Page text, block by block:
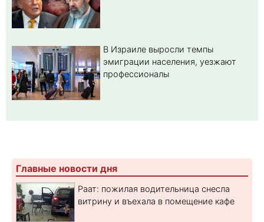
В Израиле выросли темпы
эмиграции населения, уезжают
профессионалы
Главные новости дня
Раат: пожилая водительница снесла
витрину и въехала в помещение кафе